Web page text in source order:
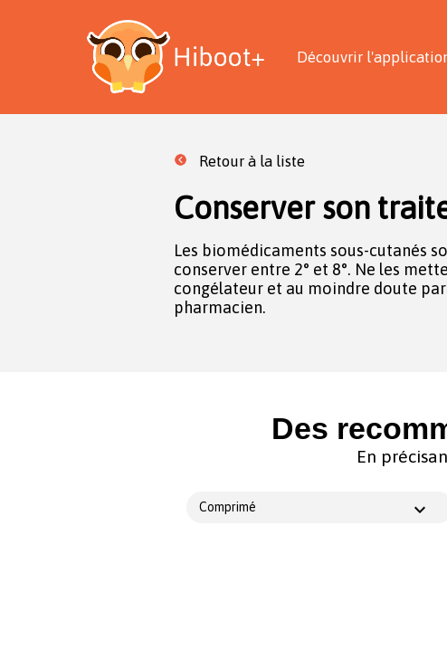
Découvrir
Retour à la liste
Conserver son
Les biomédicaments sous-cutanés
conserver entre 2° et 8°. Ne les
congélateur et au moindre doute
pharmacien.
Des
En
Comprimé